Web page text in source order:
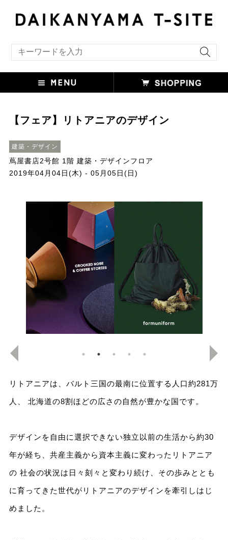
【フェア】リトアニアのデザイン
建築・デザイン
蔦屋書店2号館 1階 建築・デザインフロア
2019年04月04日(木) - 05月05日(日)
リトアニアは、バルト三国の最南に位置する人口約281万
人、 北海道の8割ほどの広さの自然が豊かな国です。
デザインを自由に選択できない独立以前の生活から約30
年が経ち、共産主義から資本主義に変わったリトアニア
の 社会の状況は日々刻々と変わり続け、その歩みととも
に育ってきた世代がリトアニアのデザインを牽引しはじ
めました。